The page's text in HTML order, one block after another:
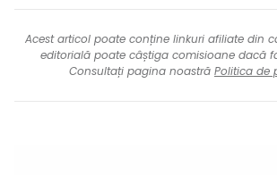
Acest articol poate conține linkuri afiliate din
editorială poate câștiga comisioane dacă
Consultați pagina noastră Politica de